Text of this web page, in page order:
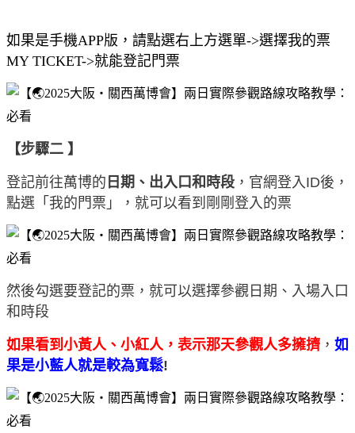
如果是手機APP版，請點選右上方選單->選擇我的票
MY TICKET->就能登記門票
【步驟二 】
登記前往萬博的 日期、出入口和時段 ，官網登入ID後，
點選「我的門票」，就可以看到剛剛登入的票
然後勾選要登記的票，就可以選擇參觀日期、入場入口
和時段
如果看到小黃人、小紅人，表示那天參觀人多擁擠 ， 如
果是小藍人就是較為寬鬆!